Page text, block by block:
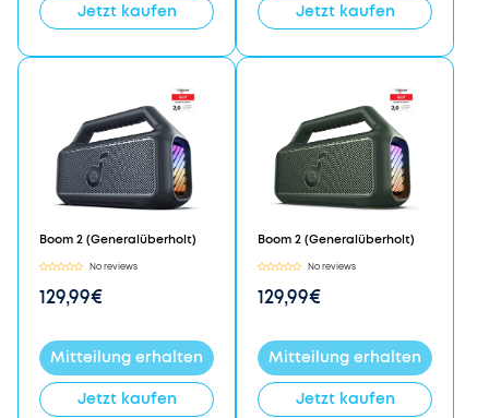
Jetzt kaufen
Jetzt kaufen
Boom 2 (Generalüberholt)
No reviews
129,99€
Mitteilung erhalten
Jetzt kaufen
Boom 2 (Generalüberholt)
No reviews
129,99€
Mitteilung erhalten
Jetzt kaufen